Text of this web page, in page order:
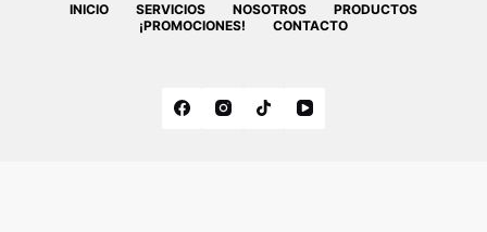
INICIO SERVICIOS NOSOTROS
PRODUCTOS
¡PROMOCIONES!
CONTACTO